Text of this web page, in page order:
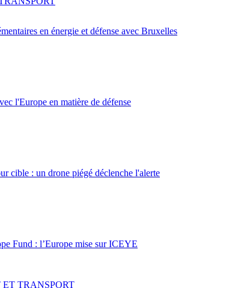
en énergie et défense avec Bruxelles
l'Europe en matière de défense
cible : un drone piégé déclenche l'alerte
Fund : l’Europe mise sur ICEYE
TRANSPORT